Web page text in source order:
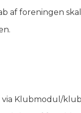
af foreningen
Klubmodul/